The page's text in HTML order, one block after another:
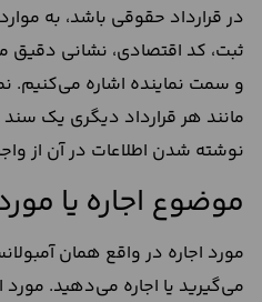
در قرارداد حقوقی باشد، به
ثبت، کد اقتصادی، نشانی دقیق
و سمت نماینده اشاره می‌کنیم.
مانند هر قرارداد دیگری یک
نوشته شدن اطلاعات در آن از
موضوع اجاره یا
مورد اجاره در واقع همان
می‌گیرید یا اجاره می‌دهید.